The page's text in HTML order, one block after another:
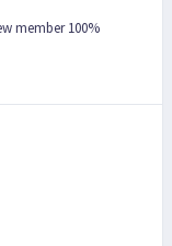
member 100%